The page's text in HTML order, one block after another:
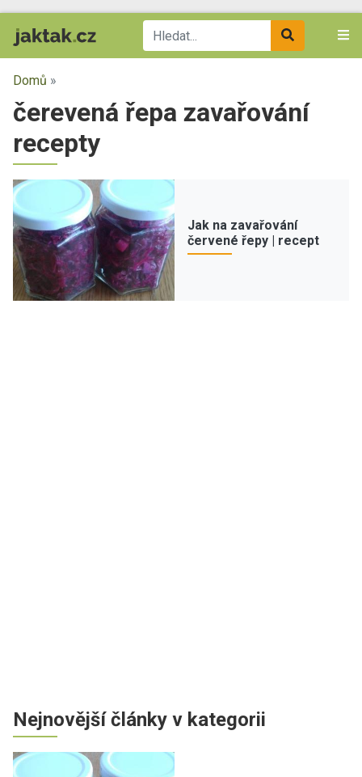
Domů »
čerevená řepa zavařování
recepty
Jak na zavařování
červené řepy | recept
Nejnovější články v kategorii